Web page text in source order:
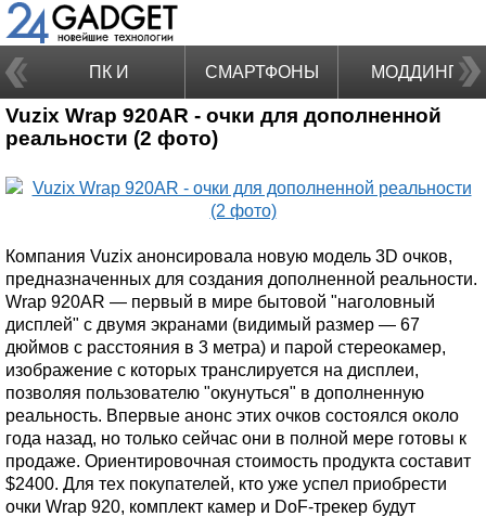
ПК И
НОУТБУКИ
СМАРТФОНЫ МОДДИНГ
Vuzix Wrap 920AR - очки для дополненной
реальности (2 фото)
Компания Vuzix анонсировала новую модель 3D очков,
предназначенных для создания дополненной реальности.
Wrap 920AR — первый в мире бытовой "наголовный
дисплей" с двумя экранами (видимый размер — 67
дюймов с расстояния в 3 метра) и парой стереокамер,
изображение с которых транслируется на дисплеи,
позволяя пользователю "окунуться" в дополненную
реальность. Впервые анонс этих очков состоялся около
года назад, но только сейчас они в полной мере готовы к
продаже. Ориентировочная стоимость продукта составит
$2400. Для тех покупателей, кто уже успел приобрести
очки Wrap 920, комплект камер и DoF-трекер будут